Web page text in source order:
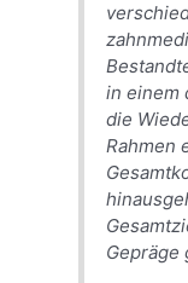
in einem
die
Rahmen
Gepräge